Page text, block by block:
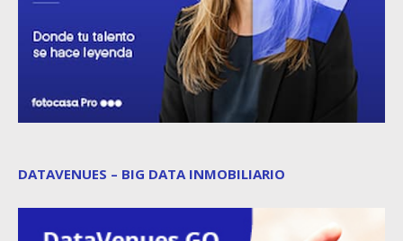
DATAVENUES – BIG DATA INMOBILIARIO